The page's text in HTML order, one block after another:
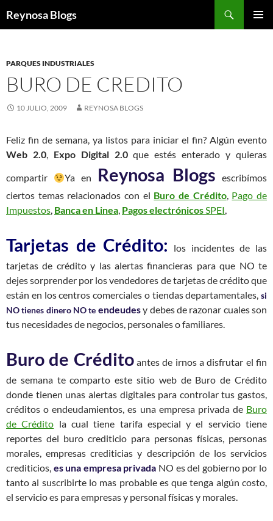
Reynosa Blogs
PARQUES INDUSTRIALES
BURO DE CREDITO
10 JULIO, 2009 REYNOSA BLOGS
Feliz fin de semana, ya listos para iniciar el fin? Algún evento
Web 2.0, Expo Digital 2.0que estés enterado y quieras
compartir
Ya en Reynosa Blogs escribímos
ciertos temas relacionados con el Buro de Crédito, Pago de
Impuestos, Banca en Linea, Pagos electrónicosSPEI,
Tarjetas de Crédito:
los incidentes de las
tarjetas de crédito y las alertas financieras para que NO te
dejes sorprender por los vendedores de tarjetas de crédito que
están en los centros comerciales o tiendas departamentales, si
NO tienes dinero NO te endeudesy debes de razonar cuales son
tus necesidades de negocios, personales o familiares.
Buro de Créditoantes de irnos a disfrutar el fin
de semana te comparto este sitio web de Buro de Crédito
donde tienen unas alertas digitales para controlar tus gastos,
créditos o endeudamientos, es una empresa privada de Buro
de Crédito la cual tiene tarifa especial y el servicio tiene
reportes del buro crediticio para personas físicas, personas
morales, empresas crediticias y descripción de los servicios
crediticios, es una empresa privada NO es del gobierno por lo
tanto al suscribirte lo mas probable es que tenga algún costo,
el servicio es para empresas y personal físicas y morales.